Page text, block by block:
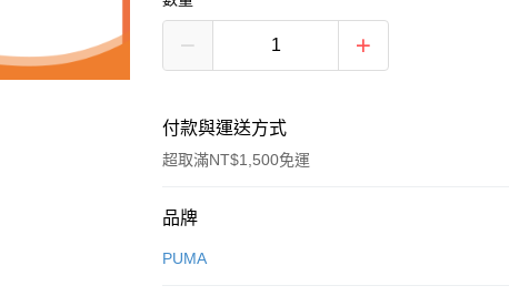
付款與運送方式
超取滿NT$1,500免運
付款方式
信用卡一次付款
品牌
PUMA